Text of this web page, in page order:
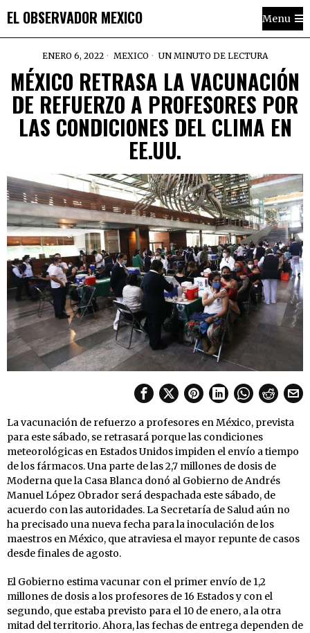
EL OBSERVADOR MEXICO Menu
ENERO 6, 2022 MEXICO UN MINUTO DE LECTURA
MÉXICO RETRASA LA VACUNACIÓN
DE REFUERZO A PROFESORES POR
LAS CONDICIONES DEL CLIMA EN
EE.UU.
La vacunación de refuerzo a profesores en México, prevista
para este sábado, se retrasará porque las condiciones
meteorológicas en Estados Unidos impiden el envío a tiempo
de los fármacos. Una parte de las 2,7 millones de dosis de
Moderna que la Casa Blanca donó al Gobierno de Andrés
Manuel López Obrador será despachada este sábado, de
acuerdo con las autoridades. La Secretaría de Salud aún no
ha precisado una nueva fecha para la inoculación de los
maestros en México, que atraviesa el mayor repunte de casos
desde finales de agosto.
El Gobierno estima vacunar con el primer envío de 1,2
millones de dosis a los profesores de 16 Estados y con el
segundo, que estaba previsto para el 10 de enero, a la otra
mitad del territorio. Ahora, las fechas de entrega dependen de